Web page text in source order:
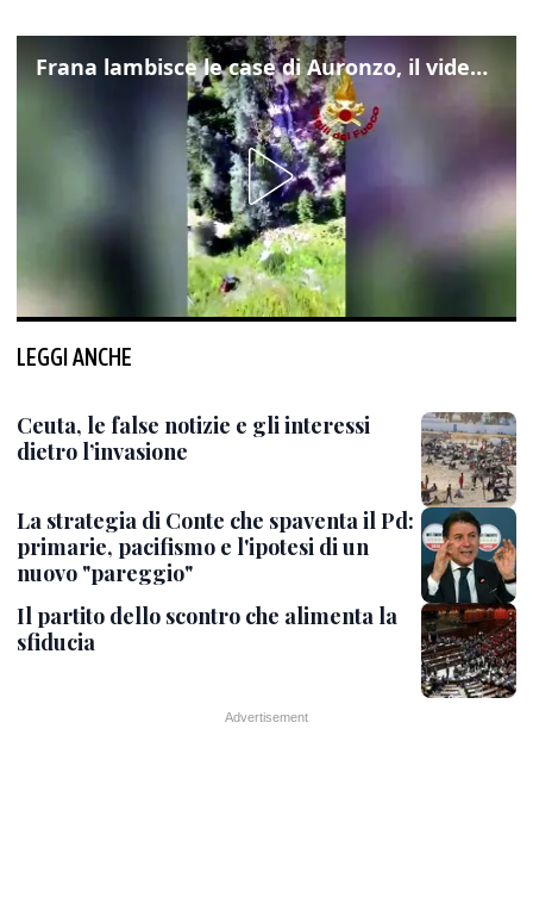
Frana lambisce le case di Auronzo, il video dall'elicottero dei vigili del fuoco
LEGGI ANCHE
Ceuta, le false notizie e gli interessi
dietro l’invasione
La strategia di Conte che spaventa il Pd:
primarie, pacifismo e l'ipotesi di un
nuovo "pareggio"
Il partito dello scontro che alimenta la
sfiducia